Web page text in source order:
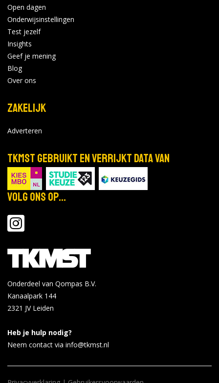
Open dagen
Onderwijsinstellingen
Test jezelf
Insights
Geef je mening
Blog
Over ons
Zakelijk
Adverteren
TKMST gebruikt en verrijkt data van
Volg ons op...
Onderdeel van Qompas B.V.
Kanaalpark 144
2321 JV Leiden
Heb je hulp nodig?
Neem contact via info@tkmst.nl